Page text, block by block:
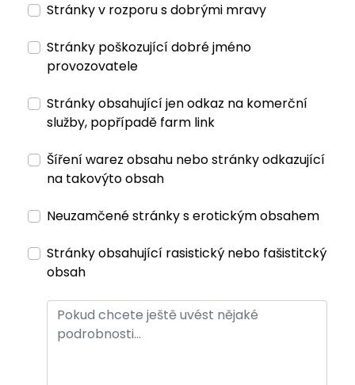
Stránky v rozporu s dobrými mravy
Stránky poškozující dobré jméno
provozovatele
Stránky obsahující jen odkaz na komerční
služby, popřípadě farm link
Šíření warez obsahu nebo stránky odkazující
na takovýto obsah
Neuzamčené stránky s erotickým obsahem
Stránky obsahující rasistický nebo fašistitcký
obsah